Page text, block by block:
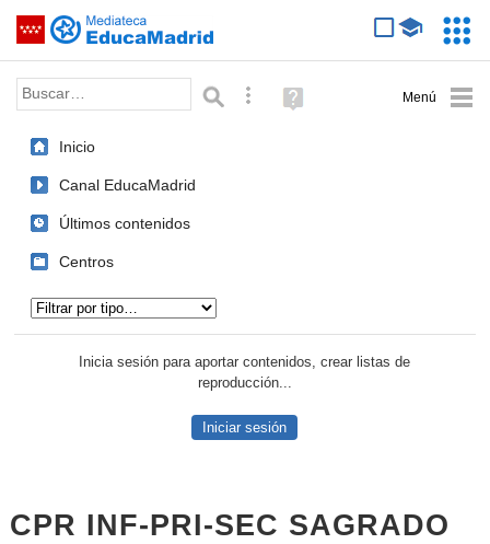
Saltar navegación
Palabra o frase: Búsqueda avanzada
Ayuda
(en
Inicio
Canal EducaMadrid
Últimos contenidos
Centros
Inicia sesión para aportar contenidos, crear listas de
reproducción...
Iniciar sesión
CPR INF-PRI-SEC SAGRADO